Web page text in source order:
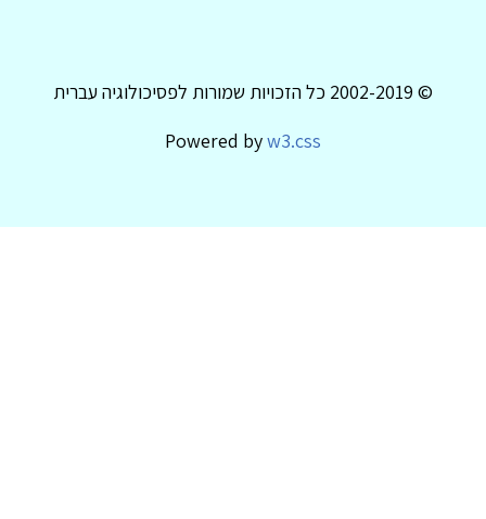
© 2002-2019 כל הזכויות שמורות לפסיכולוגיה עברית
Powered byw3.css